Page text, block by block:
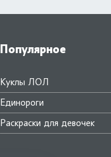
Популярное
Куклы ЛОЛ
Единороги
Раскраски для девочек